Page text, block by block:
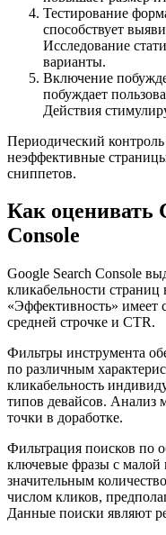
Тестирование
способствует
Исследование
варианты.
Включение
побуждает
Действия
Периодический
неэффективные
сниппетов.
Как оценивать
Console
Google Search Console
кликабельности
«Эффективность» имеет
средней строчке и CTR.
Фильтры инструмента
по различным
кликабельность
типов девайсов. Анализ
точки в доработке.
Фильтрация поисков по
ключевые фразы с малой
значительным
числом кликов,
Данные поиски являют